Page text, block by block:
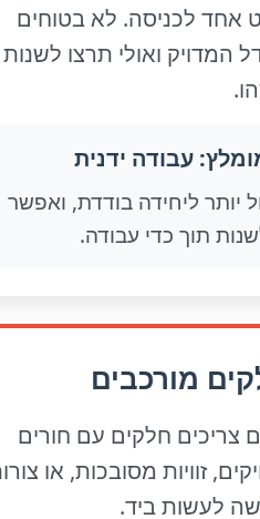
אחד לכניסה. לא בטוחים
המדויק ואולי תרצו לשנות
עבודה ידנית
יותר ליחידה בודדת, ואפשר
תוך כדי עבודה.
מורכבים
צריכים חלקים עם חורים
זוויות מסובכות, או
לעשות ביד.